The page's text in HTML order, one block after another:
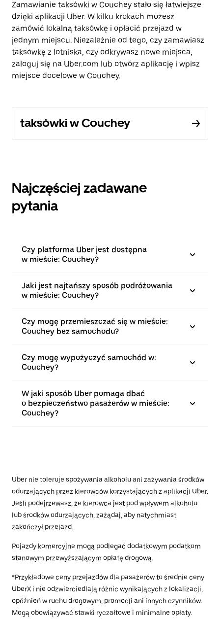
Zamawianie taksówki w Couchey stało się łatwiejsze
dzięki aplikacji Uber. W kilku krokach możesz
zamówić lokalną taksówkę i opłacić przejazd w
jednym miejscu. Niezależnie od tego, czy zamawiasz
taksówkę z lotniska, czy odkrywasz nowe miejsca,
zaloguj się na Uber.com lub otwórz aplikację i wpisz
miejsce docelowe w Couchey.
taksówki w Couchey
Najczęściej zadawane
pytania
Czy platforma Uber jest dostępna
w mieście: Couchey?
Jaki jest najtańszy sposób podróżowania
w mieście: Couchey?
Czy mogę przemieszczać się w mieście:
Couchey bez samochodu?
Czy mogę wypożyczyć samochód w:
Couchey?
W jaki sposób Uber pomaga dbać
o bezpieczeństwo pasażerów w mieście:
Couchey?
Uber nie toleruje spożywania alkoholu ani zażywania środków
odurzających przez kierowców korzystających z aplikacji Uber.
Jeśli podejrzewasz, że kierowca jest pod wpływem alkoholu
lub środków odurzających, zażądaj, aby natychmiast
zakończył przejazd.
Pojazdy komercyjne mogą podlegać dodatkowym podatkom
stanowym przewyższającym opłatę drogową.
*Przykładowe ceny przejazdów dla pasażerów to średnie ceny
UberX i nie odzwierciedlają różnic wynikających z lokalizacji,
opóźnień w ruchu drogowym, promocji ani innych czynników.
Mogą obowiązywać stawki ryczałtowe i minimalne opłaty.